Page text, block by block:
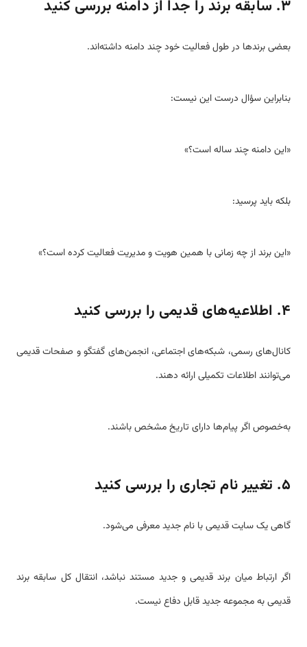
۳. سابقه برند را جدا از دامنه بررسی کنید
بعضی برندها در طول فعالیت خود چند دامنه داشته‌اند.
بنابراین سؤال درست این نیست:
«این دامنه چند ساله است؟»
بلکه باید پرسید:
«این برند از چه زمانی با همین هویت و مدیریت فعالیت کرده است؟»
۴. اطلاعیه‌های قدیمی را بررسی کنید
کانال‌های رسمی، شبکه‌های اجتماعی، انجمن‌های گفتگو و صفحات قدیمی
می‌توانند اطلاعات تکمیلی ارائه دهند.
به‌خصوص اگر پیام‌ها دارای تاریخ مشخص باشند.
۵. تغییر نام تجاری را بررسی کنید
گاهی یک سایت قدیمی با نام جدید معرفی می‌شود.
اگر ارتباط میان برند قدیمی و جدید مستند نباشد، انتقال کل سابقه برند
قدیمی به مجموعه جدید قابل دفاع نیست.